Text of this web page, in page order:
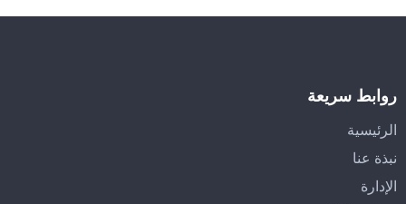
روابط سريعة
الرئيسية
نبذة عنا
الإدارة